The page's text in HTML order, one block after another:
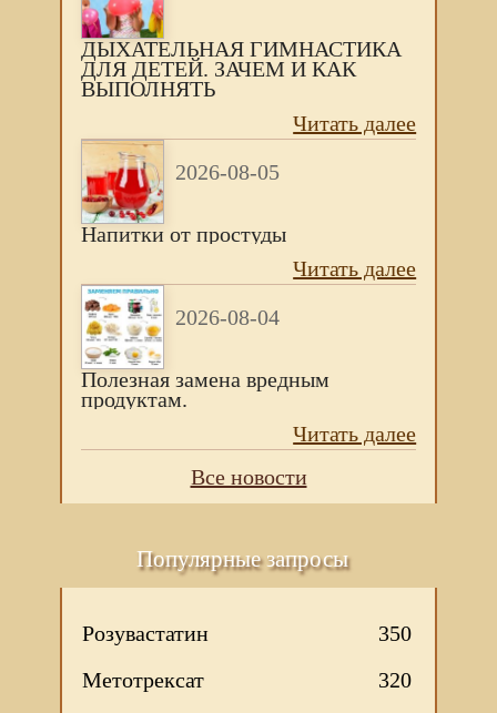
ДЫХАТЕЛЬНАЯ ГИМНАСТИКА
ДЛЯ ДЕТЕЙ. ЗАЧЕМ И КАК
ВЫПОЛНЯТЬ
Читать далее
2026-08-05
Напитки от простуды
Читать далее
2026-08-04
Полезная замена вредным
продуктам.
Читать далее
Все новости
Популярные запросы
Розувастатин
350
Метотрексат
320